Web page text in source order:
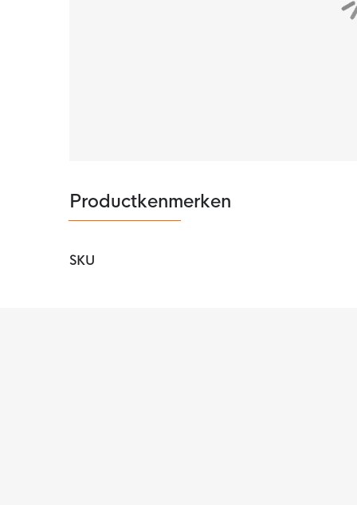
Productkenmerken
SKU